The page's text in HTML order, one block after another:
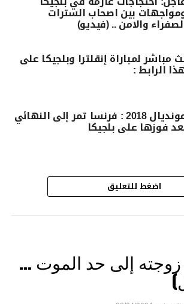
بين اصحاب السترات
والامن .. (فيديو)
مباشر لمباراة إنقلترا وبلجيكا على
الرابط :
مونديال 2018 : فرنسا تمر إلى النهائي
فوزها على بلجيكا
اضغط للتعليق
زوجته إلى حد الموت …